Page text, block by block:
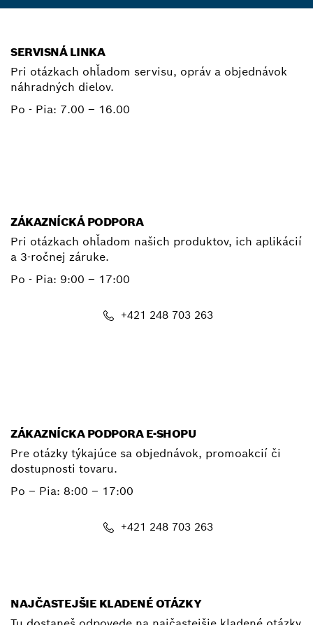
SERVISNÁ LINKA
Pri otázkach ohľadom servisu, opráv a objednávok
náhradných dielov.
Po - Pia: 7.00 – 16.00
ZÁKAZNÍCKÁ PODPORA
Pri otázkach ohľadom našich produktov, ich aplikácií
a 3-ročnej záruke.
Po - Pia: 9:00 – 17:00
+421 248 703 263
ZÁKAZNÍCKA PODPORA E-SHOPU
Pre otázky týkajúce sa objednávok, promoakcií či
dostupnosti tovaru.
Po – Pia: 8:00 – 17:00
+421 248 703 263
NAJČASTEJŠIE KLADENÉ OTÁZKY